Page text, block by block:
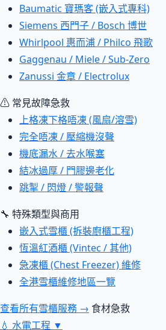
Baumatic 寶瑪客 (嵌入式專科)
Siemens 西門子 / Bosch 博世
Whirlpool 惠而浦 / Philco 飛歌
Gaggenau / Miele / Sub-Zero
Zanussi 金章 / Electrolux
⚠ 常見故障急救
上格凍下格唔凍 (風扇/溶雪)
完全唔凍 / 壓縮機沒聲
機底漏水 / 去水喉塞
結冰過厚 / 門膠邊老化
跳掣 / 閃燈 / 警報聲
🔧 特殊類型與商用
嵌入式雪櫃 (拆裝廚櫃工程)
恆溫紅酒櫃 (Vintec / 其他)
急凍櫃 (Chest Freezer) 維修
全港雪櫃維修地區一覽
查看所有雪櫃服務 → 食材急救
💧 水電工程 ▼